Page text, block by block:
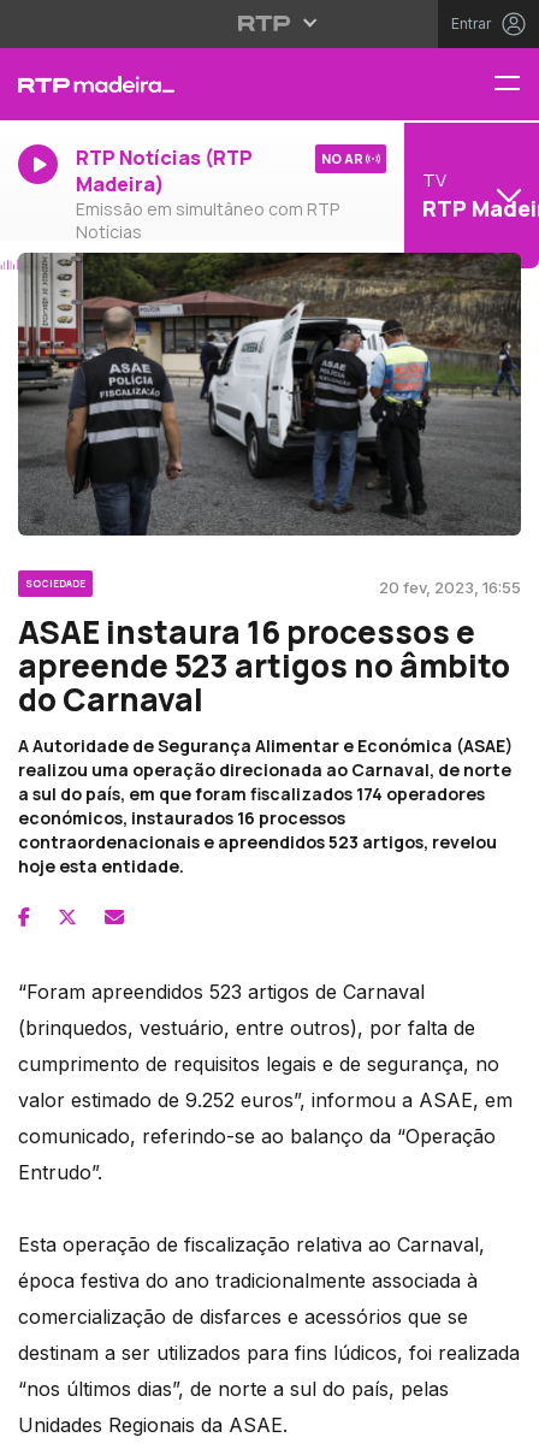
Entrar
RTP Notícias (RTP
Madeira)
Emissão em simultâneo com RTP
Notícias
NO AR
TV
RTP
SOCIEDADE 20 fev, 2023, 16:55
ASAE instaura 16 processos e
apreende 523 artigos no âmbito
do Carnaval
A Autoridade de Segurança Alimentar e Económica (ASAE)
realizou uma operação direcionada ao Carnaval, de norte
a sul do país, em que foram fiscalizados 174 operadores
económicos, instaurados 16 processos
contraordenacionais e apreendidos 523 artigos, revelou
hoje esta entidade.
“Foram apreendidos 523 artigos de Carnaval
(brinquedos, vestuário, entre outros), por falta de
cumprimento de requisitos legais e de segurança, no
valor estimado de 9.252 euros”, informou a ASAE, em
comunicado, referindo-se ao balanço da “Operação
Entrudo”.
Esta operação de fiscalização relativa ao Carnaval,
época festiva do ano tradicionalmente associada à
comercialização de disfarces e acessórios que se
destinam a ser utilizados para fins lúdicos, foi realizada
“nos últimos dias”, de norte a sul do país, pelas
Unidades Regionais da ASAE.